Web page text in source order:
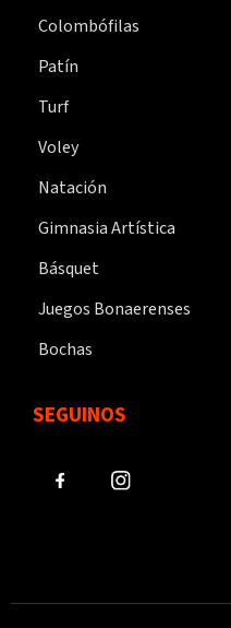
Colombófilas
Patín
Turf
Voley
Natación
Gimnasia Artística
Básquet
Juegos Bonaerenses
Bochas
SEGUINOS